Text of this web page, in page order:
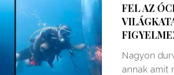
FEL AZ
Nagyon
annak amit